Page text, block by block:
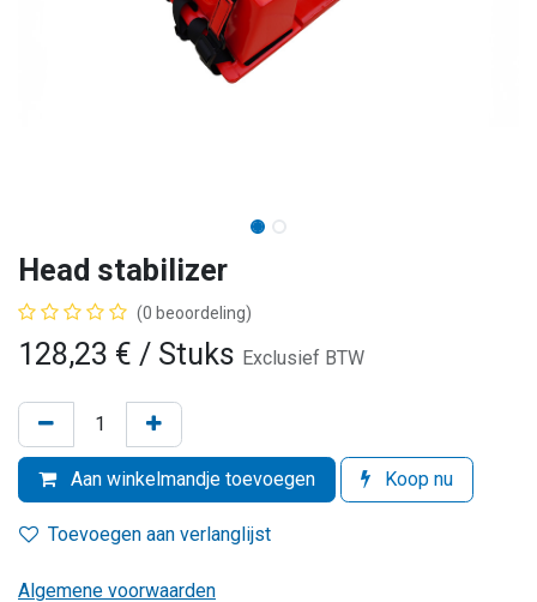
Head stabilizer
(0 beoordeling)
128,23 € / Stuks Exclusief BTW
Aan winkelmandje toevoegen Koop nu
Toevoegen aan verlanglijst
Algemene voorwaarden